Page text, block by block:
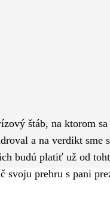
štáb, na ktorom
a na verdikt sme
budú platiť už od
prehru s pani